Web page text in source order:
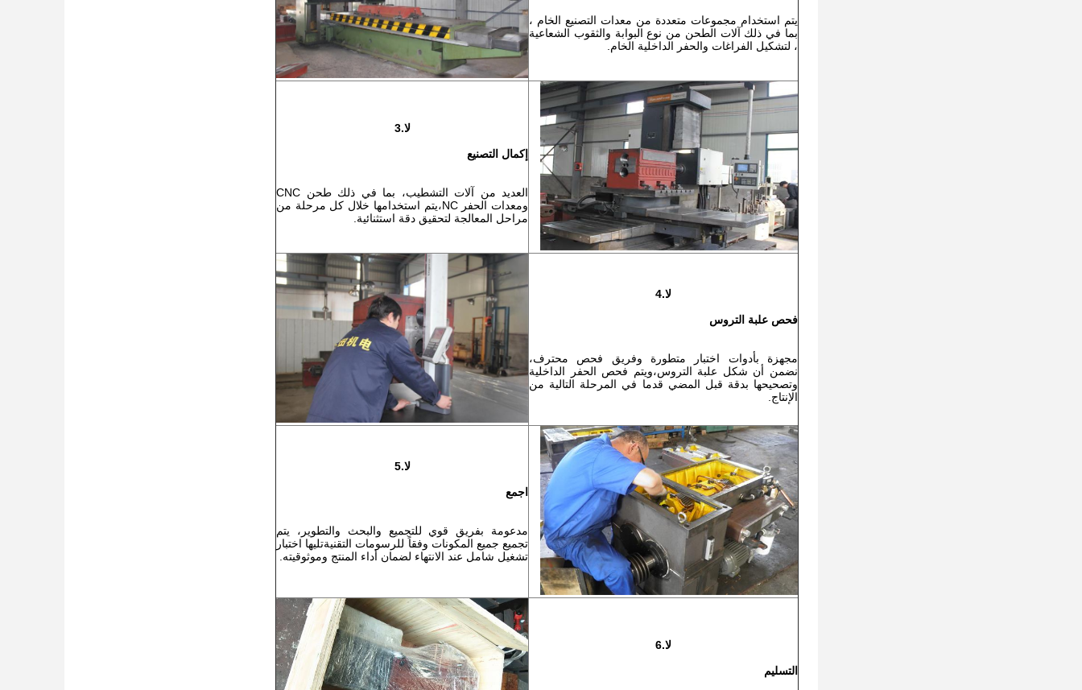
يتم استخدام مجموعات متعددة من معدات التصنيع الخام ،
بما في ذلك آلات الطحن من نوع البوابة والثقوب الشعاعية
، لتشكيل الفراغات والحفر الداخلية الخام.
لا.3
إكمال التصنيع
العديد من آلات التشطيب، بما في ذلك طحن CNC
ومعدات الحفر NC،يتم استخدامها خلال كل مرحلة من
مراحل المعالجة لتحقيق دقة استثنائية.
لا.4
فحص علبة التروس
مجهزة بأدوات اختبار متطورة وفريق فحص محترف،
نضمن أن شكل علبة التروس،ويتم فحص الحفر الداخلية
وتصحيحها بدقة قبل المضي قدما في المرحلة التالية من
الإنتاج.
لا.5
اجمع
مدعومة بفريق قوي للتجميع والبحث والتطوير، يتم
تجميع جميع المكونات وفقاً للرسومات التقنيةتليها اختبار
تشغيل شامل عند الانتهاء لضمان أداء المنتج وموثوقيته.
لا.6
التسليم